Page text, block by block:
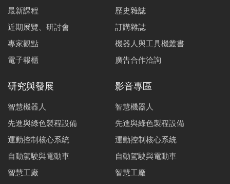
最新課程
近期展覽、研討會
專家觀點
電子報櫃
歷史雜誌
訂購雜誌
機器人與工具機叢書
廣告合作洽詢
研究與發展
智慧機器人
先進與綠色製程設備
運動控制核心系統
自動駕駛與電動車
智慧工廠
影音專區
智慧機器人
先進與綠色製程設備
運動控制核心系統
自動駕駛與電動車
智慧工廠